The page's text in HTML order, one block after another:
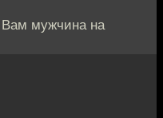
Вам мужчина на